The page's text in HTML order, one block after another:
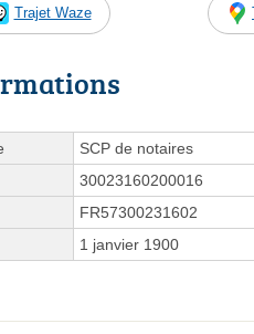
Trajet Waze
SCP de notaires
30023160200016
FR57300231602
1 janvier 1900